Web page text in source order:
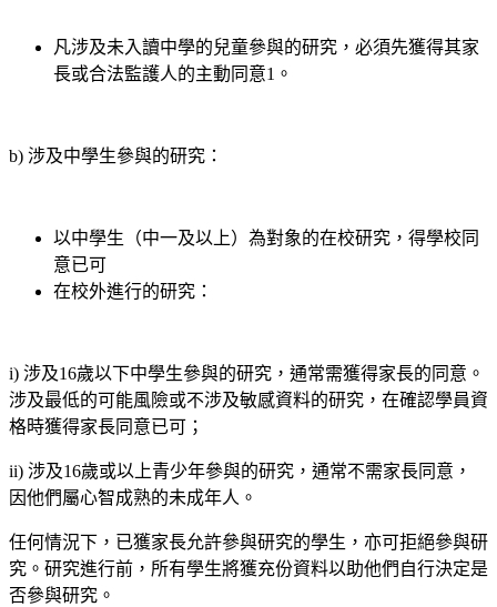
凡涉及未入讀中學的兒童參與的研究，必須先獲得其家
長或合法監護人的主動同意1。
b) 涉及中學生參與的研究：
以中學生（中一及以上）為對象的在校研究，得學校同
意已可
在校外進行的研究：
i) 涉及16歲以下中學生參與的研究，通常需獲得家長的同意。
涉及最低的可能風險或不涉及敏感資料的研究，在確認學員資
格時獲得家長同意已可；
ii) 涉及16歲或以上青少年參與的研究，通常不需家長同意，
因他們屬心智成熟的未成年人。
任何情況下，已獲家長允許參與研究的學生，亦可拒絕參與研
究。研究進行前，所有學生將獲充份資料以助他們自行決定是
否參與研究。